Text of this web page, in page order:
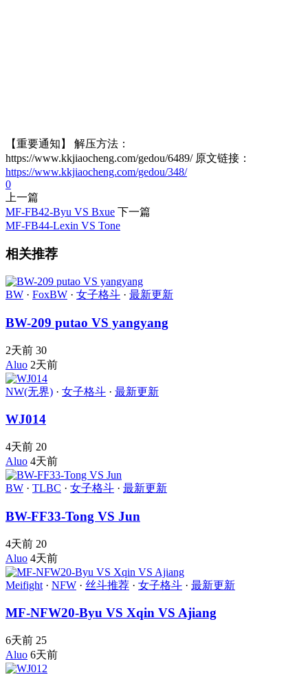
【重要通知】 解压方法：
https://www.kkjiaocheng.com/gedou/6489/ 原文链接：
https://www.kkjiaocheng.com/gedou/348/
0
上一篇
MF-FB42-Byu VS Bxue 下一篇
MF-FB44-Lexin VS Tone
相关推荐
BW · FoxBW · 女子格斗 · 最新更新
BW-209 putao VS yangyang
2天前 30
Aluo 2天前
NW(无界) · 女子格斗 · 最新更新
WJ014
4天前 20
Aluo 4天前
BW · TLBC · 女子格斗 · 最新更新
BW-FF33-Tong VS Jun
4天前 20
Aluo 4天前
Meifight · NFW · 丝斗推荐 · 女子格斗 · 最新更新
MF-NFW20-Byu VS Xqin VS Ajiang
6天前 25
Aluo 6天前